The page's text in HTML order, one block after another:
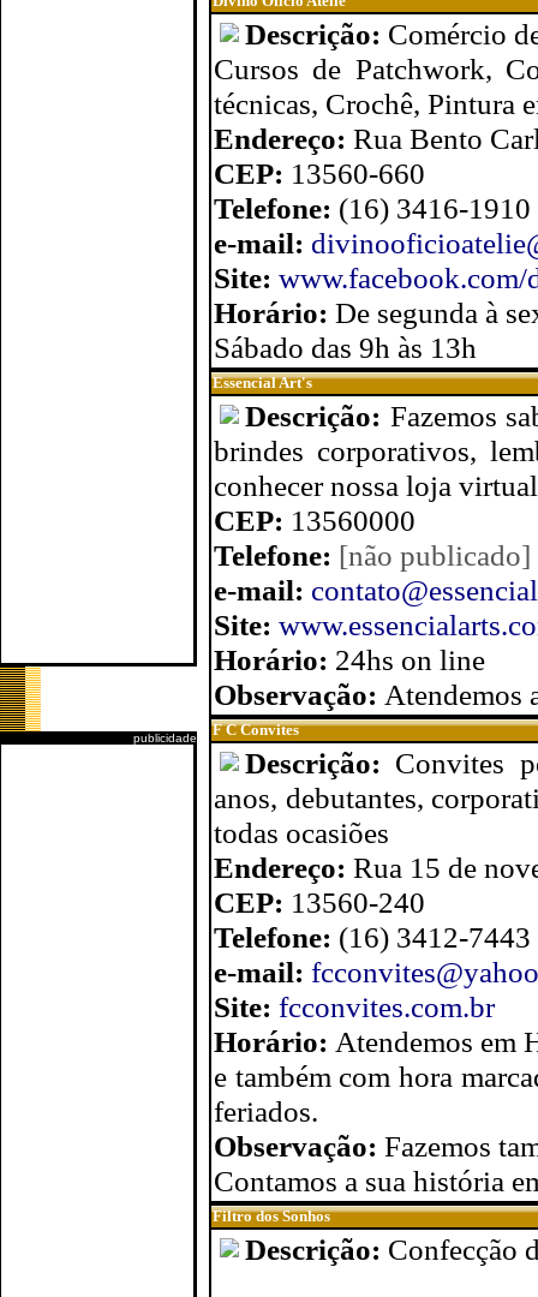
publicidade
Descrição: Comércio
Cursos de Patchwork,
técnicas, Crochê, Pintura
Endereço: Rua Bento
CEP: 13560-660
Telefone: (16) 3416-1910
e-mail:
Site:
Horário: De segunda à
Sábado das 9h às 13h
Essencial Art's
Descrição: Fazemos
brindes corporativos,
conhecer nossa loja
CEP: 13560000
Telefone: [não publicado]
e-mail:
Site:
Horário: 24hs on line
Observação: Atendemos
F C Convites
Descrição: Convites
anos, debutantes,
todas ocasiões
Endereço: Rua 15 de
CEP: 13560-240
Telefone: (16) 3412-
e-mail:
Site: fcconvites.com.br
Horário: Atendemos em
e também com hora
feriados.
Observação: Fazemos
Contamos a sua história
Filtro dos Sonhos
Descrição: Confecção